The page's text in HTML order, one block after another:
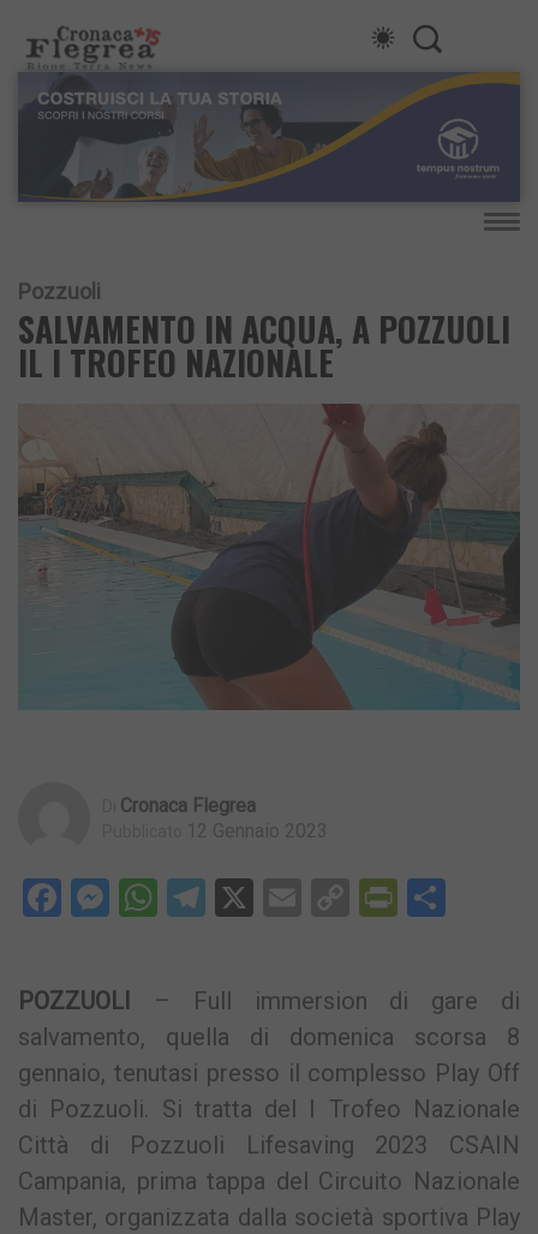
Pozzuoli
SALVAMENTO IN ACQUA, A POZZUOLI
IL I TROFEO NAZIONALE
Cronaca Flegrea
12 Gennaio 2023
Facebook
Messenger
WhatsApp
Telegram
X EmailCopy
POZZUOLI
– Full immersion di gare di
salvamento, quella di domenica scorsa 8
gennaio, tenutasi presso il complesso Play Off
di Pozzuoli. Si tratta del I Trofeo Nazionale
Città di Pozzuoli Lifesaving 2023 CSAIN
Campania, prima tappa del Circuito Nazionale
Master, organizzata dalla società sportiva Play